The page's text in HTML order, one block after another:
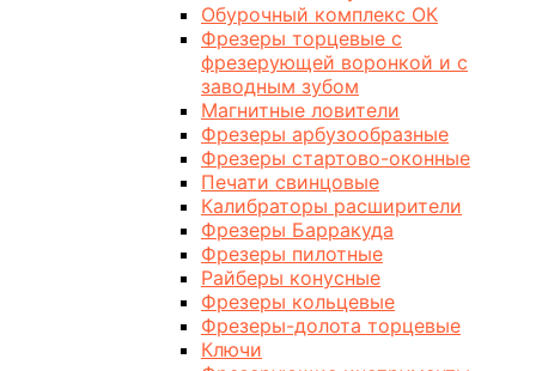
Обурочный комплекс ОК
Фрезеры торцевые с
фрезерующей воронкой и с
заводным зубом
Магнитные ловители
Фрезеры арбузообразные
Фрезеры стартово-оконные
Печати свинцовые
Калибраторы расширители
Фрезеры Барракуда
Фрезеры пилотные
Райберы конусные
Фрезеры кольцевые
Фрезеры-долота торцевые
Ключи